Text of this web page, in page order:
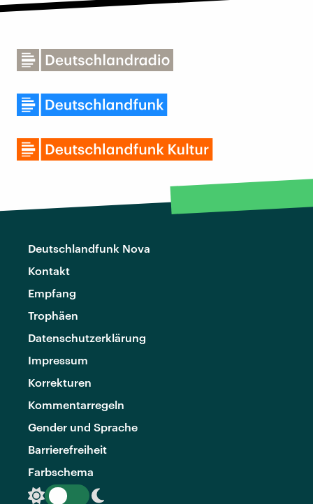
Deutschlandfunk Nova
Kontakt
Empfang
Trophäen
Datenschutzerklärung
Impressum
Korrekturen
Kommentarregeln
Gender und Sprache
Barrierefreiheit
Farbschema